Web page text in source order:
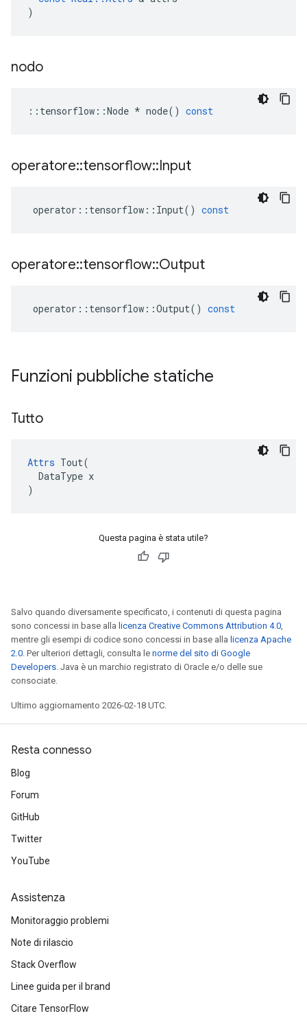
)
nodo
:: tensorflow ::Node * node() const
operatore::tensorflow::Input
operator :: tensorflow :: Input() const
operatore::tensorflow::Output
operator :: tensorflow ::Output() const
Funzioni pubbliche statiche
Tutto
Attrs Tout(
  DataType x
)
Questa pagina è stata utile?
Salvo quando diversamente specificato, i contenuti di questa pagina
sono concessi in base alla licenza Creative Commons Attribution 4.0,
mentre gli esempi di codice sono concessi in base alla licenza Apache
2.0. Per ulteriori dettagli, consulta le norme del sito di Google
Developers. Java è un marchio registrato di Oracle e/o delle sue
consociate.
Ultimo aggiornamento 2026-02-18 UTC.
Resta connesso
Blog
Forum
GitHub
Twitter
YouTube
Assistenza
Monitoraggio problemi
Note di rilascio
Stack Overflow
Linee guida per il brand
Citare TensorFlow